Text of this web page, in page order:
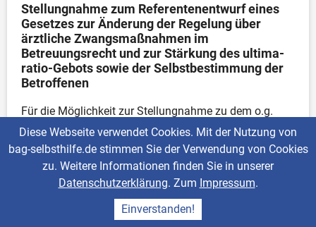
Diese Webseite verwendet Cookies. Mit der Nutzung von
bag-selbsthilfe.de stimmen Sie der Verwendung von Cookies
zu. Weitere Informationen finden Sie in unserer
Datenschutzerklärung. Zum Impressum.
Einverstanden!
Stellungnahme zum Referentenentwurf eines
Gesetzes zur Änderung der Regelung über
ärztliche Zwangsmaßnahmen im
Betreuungsrecht und zur Stärkung des ultima-
ratio-Gebots sowie der Selbstbestimmung der
Betroffenen
Für die Möglichkeit zur Stellungnahme zu dem o.g.
Referentenentwurf des Bundesministeriums der Justiz
und für Verbraucherschutz möchte die BAG
SELBSTHILFE herzlich danken. Als Dachverband von
119 Bundesorganisationen der Selbsthilfe chronisch
kranker und behinderter Menschen und von 13
Landesarbeitsgemeinschaften nehmen wir zu dem